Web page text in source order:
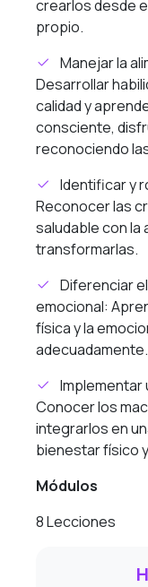
crearlos desde
propio.
Manejar la
Desarrollar
calidad y
consciente,
reconociendo
Identificar y
Reconocer las
saludable con la
transformarlas.
Diferenciar
emocional:
física y la
adecuadamente.
Implementar
Conocer los
integrarlos en
bienestar físico
Módulos
8 Lecciones